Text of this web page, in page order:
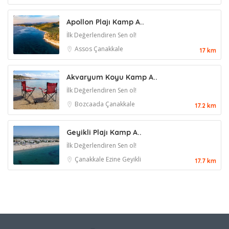
Apollon Plajı Kamp A..
İlk Değerlendiren Sen ol!
Assos Çanakkale 17 km
Akvaryum Koyu Kamp A..
İlk Değerlendiren Sen ol!
Bozcaada Çanakkale 17.2 km
Geyikli Plajı Kamp A..
İlk Değerlendiren Sen ol!
Çanakkale Ezine Geyikli 17.7 km